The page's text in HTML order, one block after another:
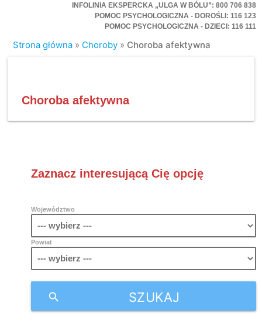
INFOLINIA EKSPERCKA „ULGA W BÓLU”: 800 706 838
POMOC PSYCHOLOGICZNA - DOROŚLI: 116 123
POMOC PSYCHOLOGICZNA - DZIECI: 116 111
Strona główna » Choroby » Choroba afektywna
Choroba afektywna
Zaznacz interesującą Cię opcję
Województwo
Powiat
SZUKAJ
search